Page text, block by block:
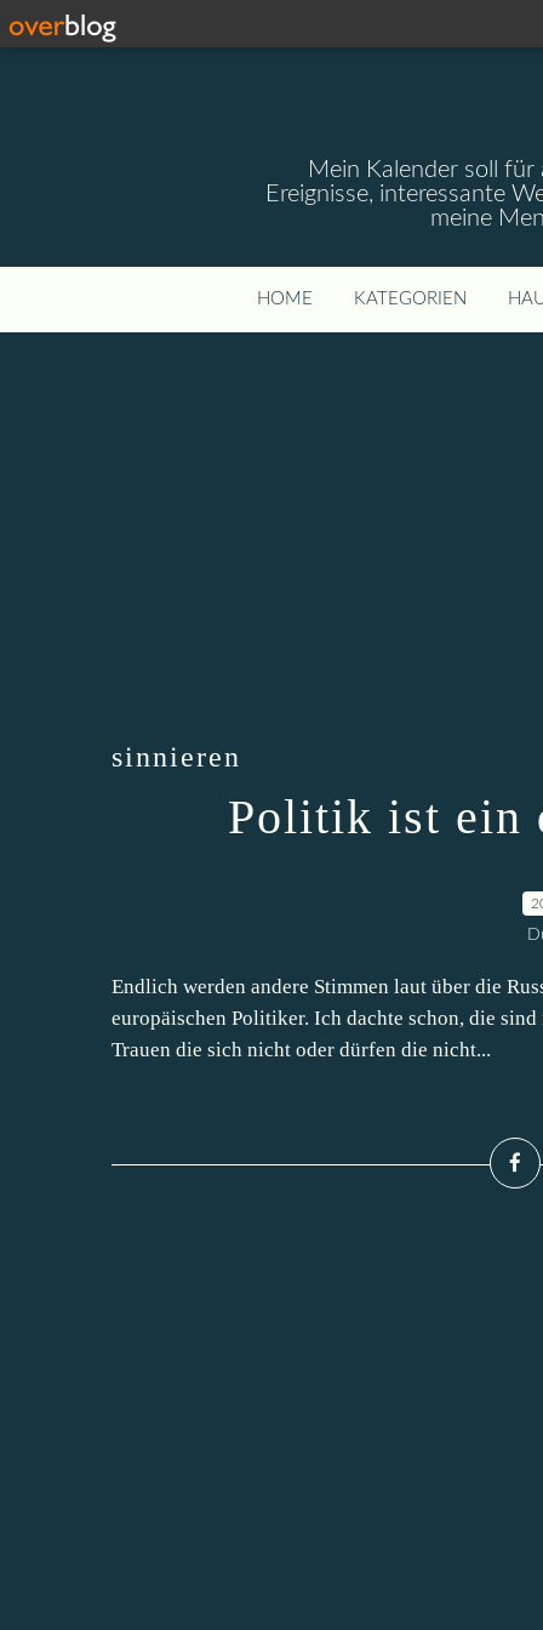
Mein Kalender soll für
Ereignisse, interessante
meine
HOME KATEGORIEN
sinnieren
Politik ist ein
Endlich werden andere Stimmen laut über die
europäischen Politiker. Ich dachte schon, die
Trauen die sich nicht oder dürfen die nicht...